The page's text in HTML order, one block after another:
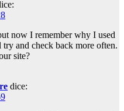
now I remember why I used
and check back more often.
site?
dice: